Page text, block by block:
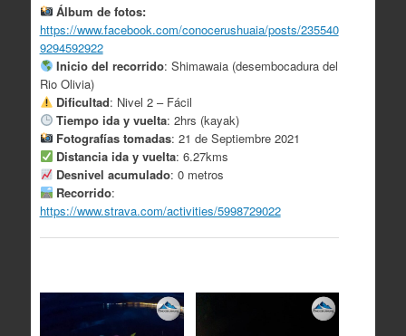
Álbum de fotos:
https://www.facebook.com/conocerushuaia/posts/235540
9294592922
Inicio del recorrido: Shimawaia (desembocadura del
Rio Olivia)
Dificultad: Nivel 2 – Fácil
Tiempo ida y vuelta: 2hrs (kayak)
Fotografías tomadas: 21 de Septiembre 2021
Distancia ida y vuelta: 6.27kms
Desnivel acumulado: 0 metros
Recorrido:
https://www.strava.com/activities/5998729022